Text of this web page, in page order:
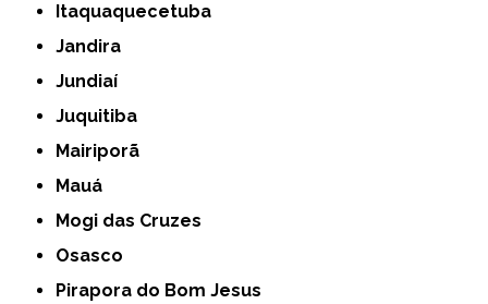
Itaquaquecetuba
Jandira
Jundiaí
Juquitiba
Mairiporã
Mauá
Mogi das Cruzes
Osasco
Pirapora do Bom Jesus